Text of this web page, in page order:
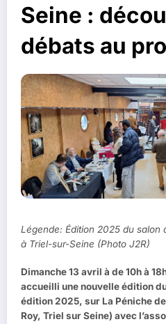
Seine :
débats au
Légende: Édition 2025 du salon
à Triel-sur-Seine (Photo J2R)
Dimanche 13 avril à de 10h à
accueilli une nouvelle édition
édition 2025, sur La Péniche
Roy, Triel sur Seine) avec